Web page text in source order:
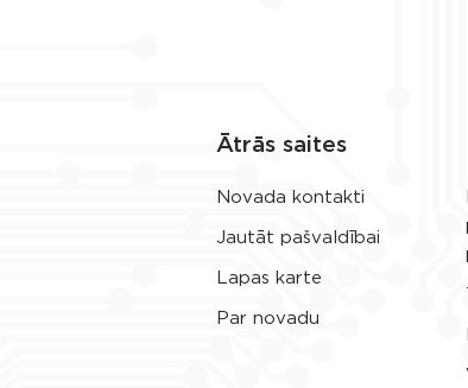
Ātrās saites
Novada kontakti
Jautāt pašvaldībai
Lapas karte
Par novadu